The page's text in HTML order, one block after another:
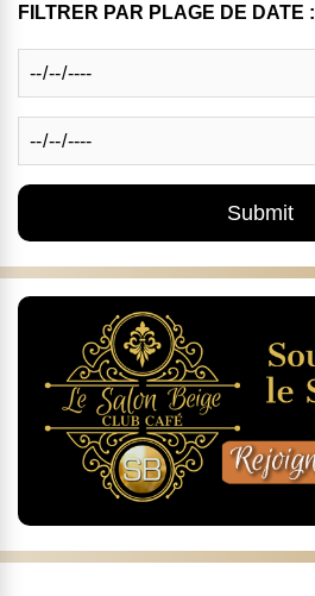
FILTRER PAR PLAGE DE DATE :